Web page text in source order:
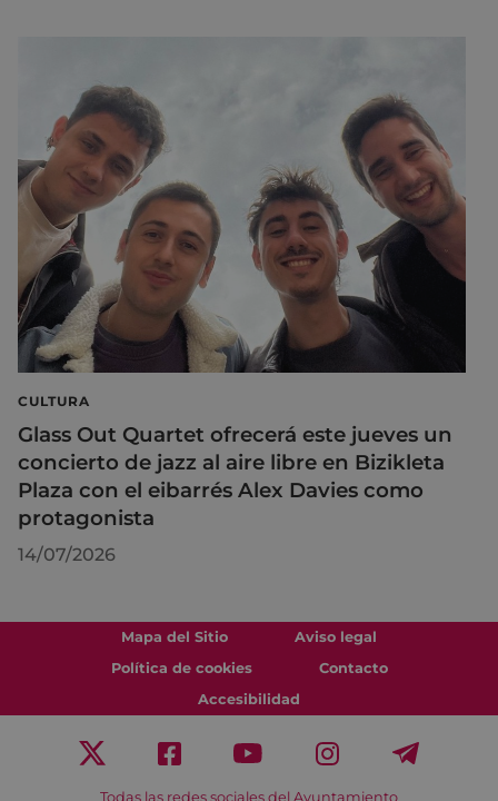
CULTURA
Glass Out Quartet ofrecerá este jueves un
concierto de jazz al aire libre en Bizikleta
Plaza con el eibarrés Alex Davies como
protagonista
14/07/2026
Mapa del Sitio
Aviso legal
Política de cookies
Contacto
Accesibilidad
Todas las redes sociales del Ayuntamiento